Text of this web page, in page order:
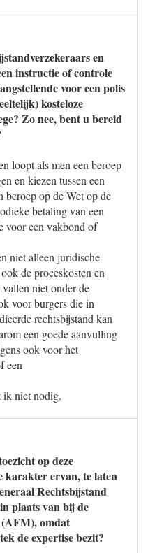
en
instructie of controle
voor een polis
kosteloze
Zo nee, bent u bereid
loopt als men een beroep
en kiezen tussen een
beroep op de Wet op de
betaling van een
voor een vakbond of
niet alleen juridische
de proceskosten en
niet onder de
voor burgers die in
rechtsbijstand kan
een goede aanvulling
ook voor het
een
ik niet nodig.
op deze
karakter ervan, te laten
Rechtsbijstand
plaats van bij de
omdat
de expertise bezit?